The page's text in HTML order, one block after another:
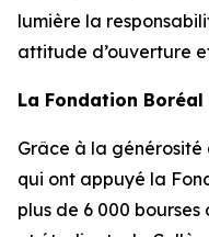
lumière la
attitude d’ouverture
La Fondation Boréal
Grâce à la générosité
qui ont appuyé la
plus de 6 000